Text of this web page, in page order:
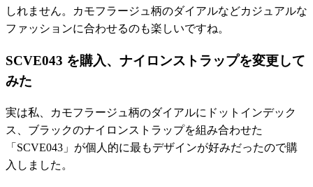
しれません。カモフラージュ柄のダイアルなどカジュアルな
ファッションに合わせるのも楽しいですね。
SCVE043 を購入、ナイロンストラップを変更して
みた
実は私、カモフラージュ柄のダイアルにドットインデック
ス、ブラックのナイロンストラップを組み合わせた
「SCVE043」が個人的に最もデザインが好みだったので購
入しました。